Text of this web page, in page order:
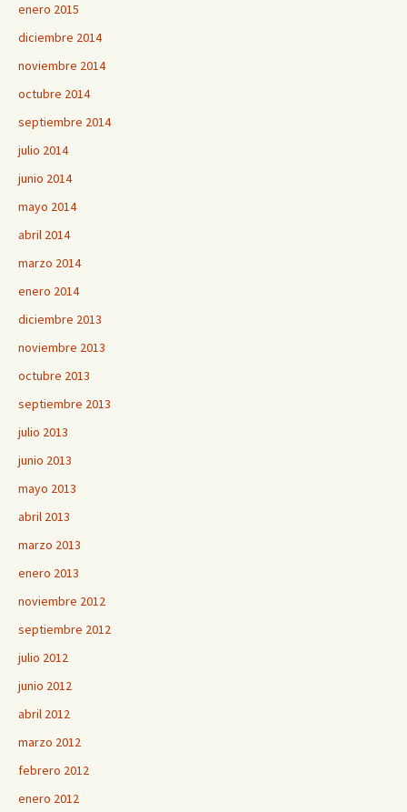
enero 2015
diciembre 2014
noviembre 2014
octubre 2014
septiembre 2014
julio 2014
junio 2014
mayo 2014
abril 2014
marzo 2014
enero 2014
diciembre 2013
noviembre 2013
octubre 2013
septiembre 2013
julio 2013
junio 2013
mayo 2013
abril 2013
marzo 2013
enero 2013
noviembre 2012
septiembre 2012
julio 2012
junio 2012
abril 2012
marzo 2012
febrero 2012
enero 2012